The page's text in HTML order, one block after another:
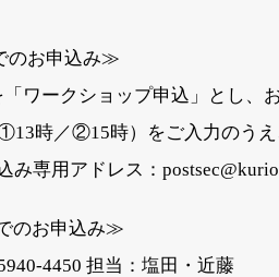
申込み≫
プ申込」とし、お名前
をご入力のうえ、下記
ス：
申込み≫
担当：塩田・近藤